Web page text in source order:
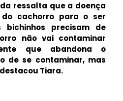
ressalta que a doença
cachorro para o ser
precisam de
não vai contaminar
que abandona o
de se contaminar, mas
Tiara.